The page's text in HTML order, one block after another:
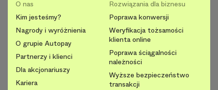
O nas
Kim jesteśmy?
Nagrody i wyróżnienia
O grupie Autopay
Partnerzy i klienci
Dla akcjonariuszy
Kariera
Rozwiązania dla biznesu
Poprawa konwersji
Weryfikacja tożsamości
klienta online
Poprawa ściągalności
należności
Wyższe bezpieczeństwo
transakcji